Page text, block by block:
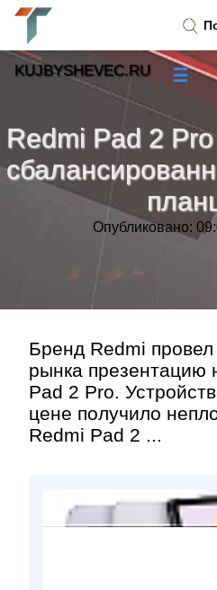
Redmi Pad 2
Опубликовано:
Бренд Redmi провел
рынка презентацию
Pad 2 Pro.
цене получило
Redmi Pad 2 ...
KUJBYSHEVEC.RU ☰
Новости»
Тренды новостей »
Рубрики»
Контакт»